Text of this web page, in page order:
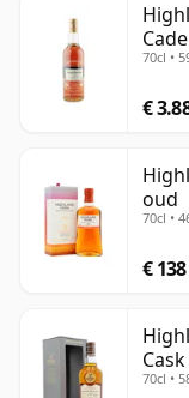
70cl •
€
oud
70cl •
€ 138
70cl •